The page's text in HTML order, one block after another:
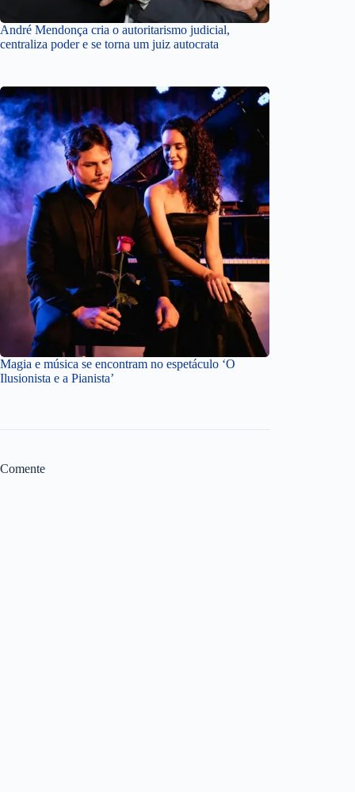
André Mendonça cria o autoritarismo judicial,
centraliza poder e se torna um juiz autocrata
Magia e música se encontram no espetáculo ‘O
Ilusionista e a Pianista’
Comente